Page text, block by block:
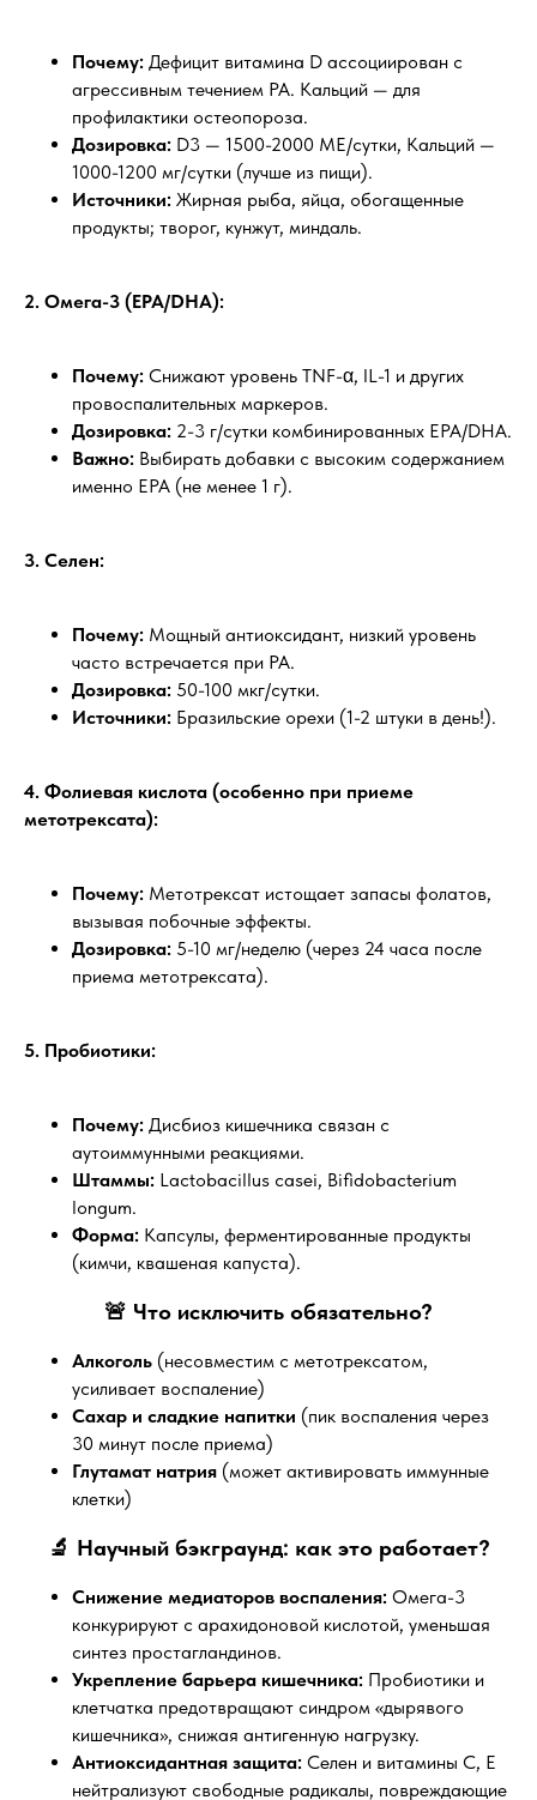
Почему: Дефицит витамина D ассоциирован с
агрессивным течением РА. Кальций — для
профилактики остеопороза.
Дозировка: D3 — 1500-2000 МЕ/сутки, Кальций —
1000-1200 мг/сутки (лучше из пищи).
Источники: Жирная рыба, яйца, обогащенные
продукты; творог, кунжут, миндаль.
2. Омега-3 (EPA/DHA):
Почему: Снижают уровень TNF-α, IL-1 и других
провоспалительных маркеров.
Дозировка: 2-3 г/сутки комбинированных EPA/DHA.
Важно: Выбирать добавки с высоким содержанием
именно EPA (не менее 1 г).
3. Селен:
Почему: Мощный антиоксидант, низкий уровень
часто встречается при РА.
Дозировка: 50-100 мкг/сутки.
Источники: Бразильские орехи (1-2 штуки в день!).
4. Фолиевая кислота (особенно при приеме
метотрексата):
Почему: Метотрексат истощает запасы фолатов,
вызывая побочные эффекты.
Дозировка: 5-10 мг/неделю (через 24 часа после
приема метотрексата).
5. Пробиотики:
Почему: Дисбиоз кишечника связан с
аутоиммунными реакциями.
Штаммы: Lactobacillus casei, Bifidobacterium
longum.
Форма: Капсулы, ферментированные продукты
(кимчи, квашеная капуста).
🚨 Что исключить обязательно?
Алкоголь (несовместим с метотрексатом,
усиливает воспаление)
Сахар и сладкие напитки (пик воспаления через
30 минут после приема)
Глутамат натрия (может активировать иммунные
клетки)
🔬 Научный бэкграунд: как это работает?
Снижение медиаторов воспаления: Омега-3
конкурируют с арахидоновой кислотой, уменьшая
синтез простагландинов.
Укрепление барьера кишечника: Пробиотики и
клетчатка предотвращают синдром «дырявого
кишечника», снижая антигенную нагрузку.
Антиоксидантная защита: Селен и витамины С, Е
нейтрализуют свободные радикалы, повреждающие